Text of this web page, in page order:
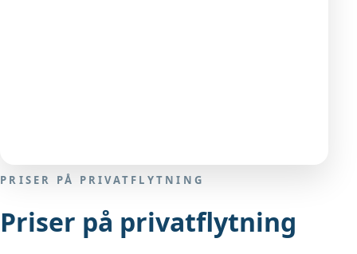
PRISER PÅ PRIVATFLYTNING
Priser på privatflytning